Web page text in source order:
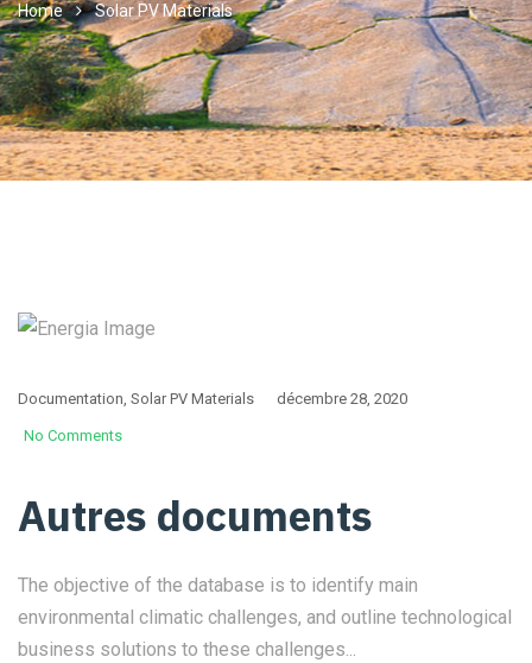
Home Solar PV Materials
Documentation, Solar PV Materials décembre 28, 2020
No Comments
Autres documents
The objective of the database is to identify main
environmental climatic challenges, and outline technological
business solutions to these challenges...